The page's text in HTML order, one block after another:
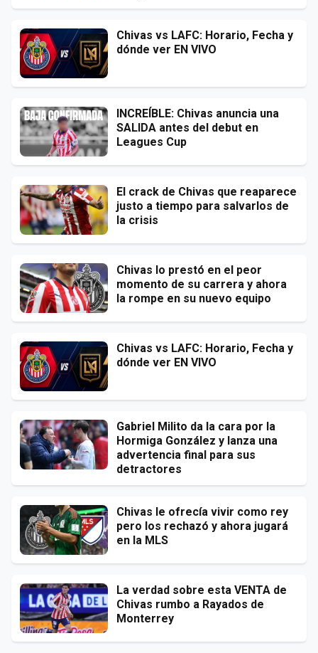
Chivas vs LAFC: Horario, Fecha y
dónde ver EN VIVO
INCREÍBLE: Chivas anuncia una
SALIDA antes del debut en
Leagues Cup
El crack de Chivas que reaparece
justo a tiempo para salvarlos de
la crisis
Chivas lo prestó en el peor
momento de su carrera y ahora
la rompe en su nuevo equipo
Chivas vs LAFC: Horario, Fecha y
dónde ver EN VIVO
Gabriel Milito da la cara por la
Hormiga González y lanza una
advertencia final para sus
detractores
Chivas le ofrecía vivir como rey
pero los rechazó y ahora jugará
en la MLS
La verdad sobre esta VENTA de
Chivas rumbo a Rayados de
Monterrey